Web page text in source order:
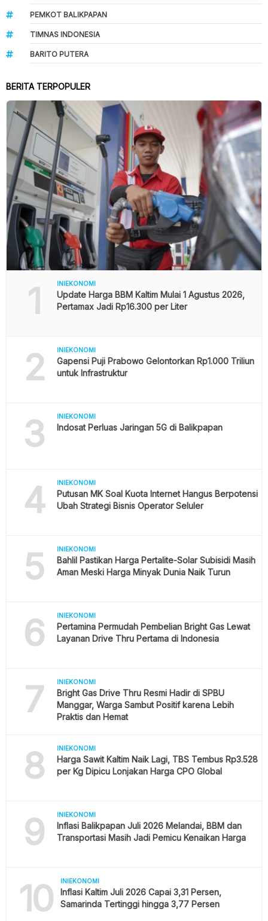
PEMKOT BALIKPAPAN
TIMNAS INDONESIA
BARITO PUTERA
BERITA TERPOPULER
1 INIEKONOMI
Update Harga BBM Kaltim Mulai 1 Agustus 2026,
Pertamax Jadi Rp16.300 per Liter
2 INIEKONOMI
Gapensi Puji Prabowo Gelontorkan Rp1.000 Triliun
untuk Infrastruktur
3 INIEKONOMI
Indosat Perluas Jaringan 5G di Balikpapan
4 INIEKONOMI
Putusan MK Soal Kuota Internet Hangus Berpotensi
Ubah Strategi Bisnis Operator Seluler
5 INIEKONOMI
Bahlil Pastikan Harga Pertalite-Solar Subisidi Masih
Aman Meski Harga Minyak Dunia Naik Turun
6 INIEKONOMI
Pertamina Permudah Pembelian Bright Gas Lewat
Layanan Drive Thru Pertama di Indonesia
7 INIEKONOMI
Bright Gas Drive Thru Resmi Hadir di SPBU
Manggar, Warga Sambut Positif karena Lebih
Praktis dan Hemat
8 INIEKONOMI
Harga Sawit Kaltim Naik Lagi, TBS Tembus Rp3.528
per Kg Dipicu Lonjakan Harga CPO Global
9 INIEKONOMI
Inflasi Balikpapan Juli 2026 Melandai, BBM dan
Transportasi Masih Jadi Pemicu Kenaikan Harga
10 INIEKONOMI
Inflasi Kaltim Juli 2026 Capai 3,31 Persen,
Samarinda Tertinggi hingga 3,77 Persen